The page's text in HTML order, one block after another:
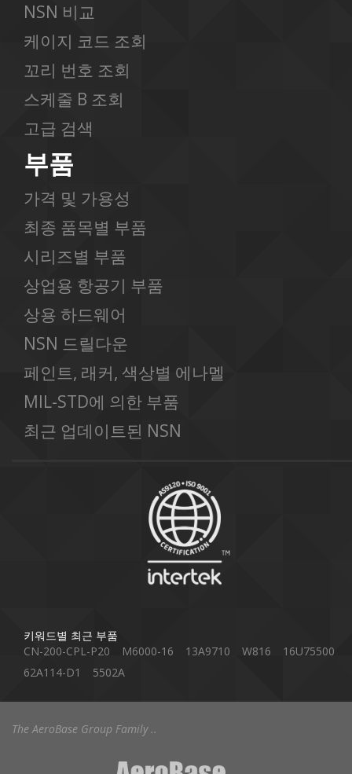
NSN 비교
케이지 코드 조회
꼬리 번호 조회
스케줄 B 조회
고급 검색
부품
가격 및 가용성
최종 품목별 부품
시리즈별 부품
상업용 항공기 부품
상용 하드웨어
NSN 드릴다운
페인트, 래커, 색상별 에나멜
MIL-STD에 의한 부품
최근 업데이트된 NSN
키워드별 최근 부품
CN-200-CPL-P20
M6000-16 13A9710 W816
16U75500
62A114-D1
5502A
The AeroBase Group Family ..